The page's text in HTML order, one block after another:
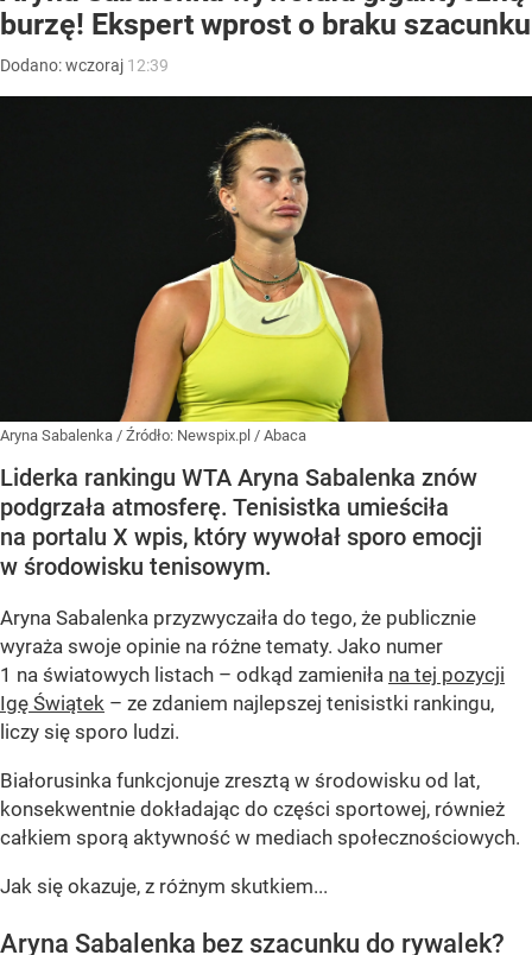
burzę! Ekspert wprost o braku szacunku
Dodano:wczoraj 12:39
Aryna Sabalenka / Źródło: Newspix.pl / Abaca
Liderka rankingu WTA Aryna Sabalenka znów
podgrzała atmosferę. Tenisistka umieściła
na portalu X wpis, który wywołał sporo emocji
w środowisku tenisowym.
Aryna Sabalenka przyzwyczaiła do tego, że publicznie
wyraża swoje opinie na różne tematy. Jako numer
1 na światowych listach – odkąd zamieniła na tej pozycji
Igę Świątek – ze zdaniem najlepszej tenisistki rankingu,
liczy się sporo ludzi.
Białorusinka funkcjonuje zresztą w środowisku od lat,
konsekwentnie dokładając do części sportowej, również
całkiem sporą aktywność w mediach społecznościowych.
Jak się okazuje, z różnym skutkiem...
Aryna Sabalenka bez szacunku do rywalek?